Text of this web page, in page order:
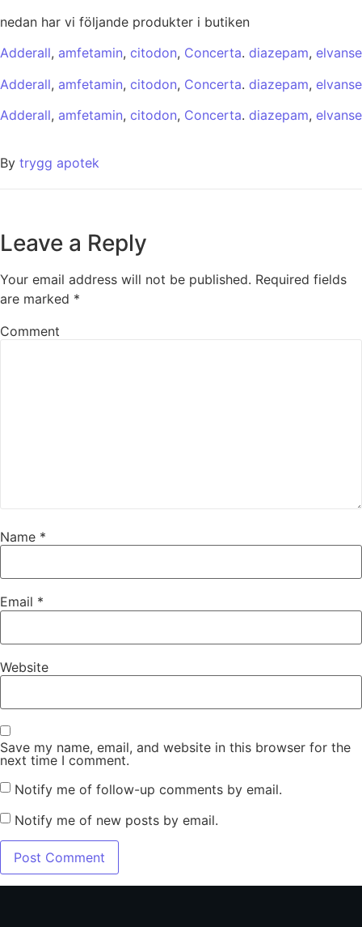
nedan har vi följande produkter i butiken
Adderall, amfetamin, citodon, Concerta. diazepam, elvanse
Adderall, amfetamin, citodon, Concerta. diazepam, elvanse
Adderall, amfetamin, citodon, Concerta. diazepam, elvanse
By trygg apotek
Leave a Reply
Your email address will not be published. Required fields
are marked *
Comment
Name *
Email *
Website
Save my name, email, and website in this browser for the
next time I comment.
Notify me of follow-up comments by email.
Notify me of new posts by email.